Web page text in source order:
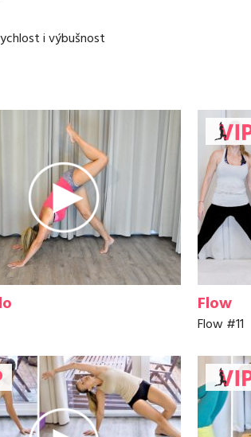
i výbušnost
Flow
Flow #11